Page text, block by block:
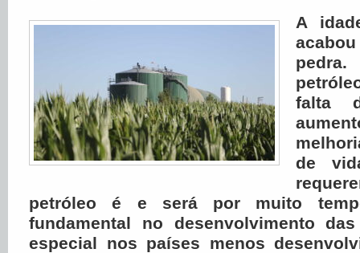
A
falta
de
petróleo é e será por muito
fundamental no desenvolvimento
especial nos países menos